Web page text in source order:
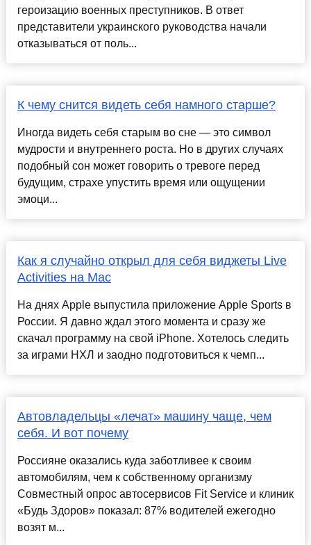
героизацию военных преступников. В ответ
представители украинского руководства начали
отказываться от поль...
К чему снится видеть себя намного старше?
Иногда видеть себя старым во сне — это символ
мудрости и внутреннего роста. Но в других случаях
подобный сон может говорить о тревоге перед
будущим, страхе упустить время или ощущении
эмоци...
Как я случайно открыл для себя виджеты Live
Activities на Mac
На днях Apple выпустила приложение Apple Sports в
России. Я давно ждал этого момента и сразу же
скачал программу на свой iPhone. Хотелось следить
за играми НХЛ и заодно подготовиться к чемп...
Автовладельцы «лечат» машину чаще, чем
себя. И вот почему
Россияне оказались куда заботливее к своим
автомобилям, чем к собственному организму
Совместный опрос автосервисов Fit Service и клиник
«Будь Здоров» показал: 87% водителей ежегодно
возят м...